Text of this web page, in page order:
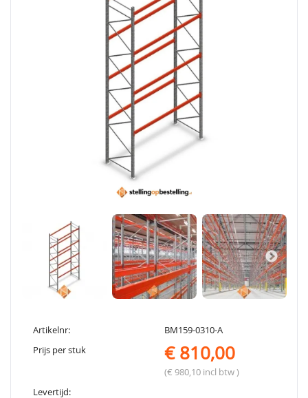
Artikelnr:
BM159-0310-A
Prijs per stuk
€ 810,00
(€ 980,10 incl btw )
Levertijd: